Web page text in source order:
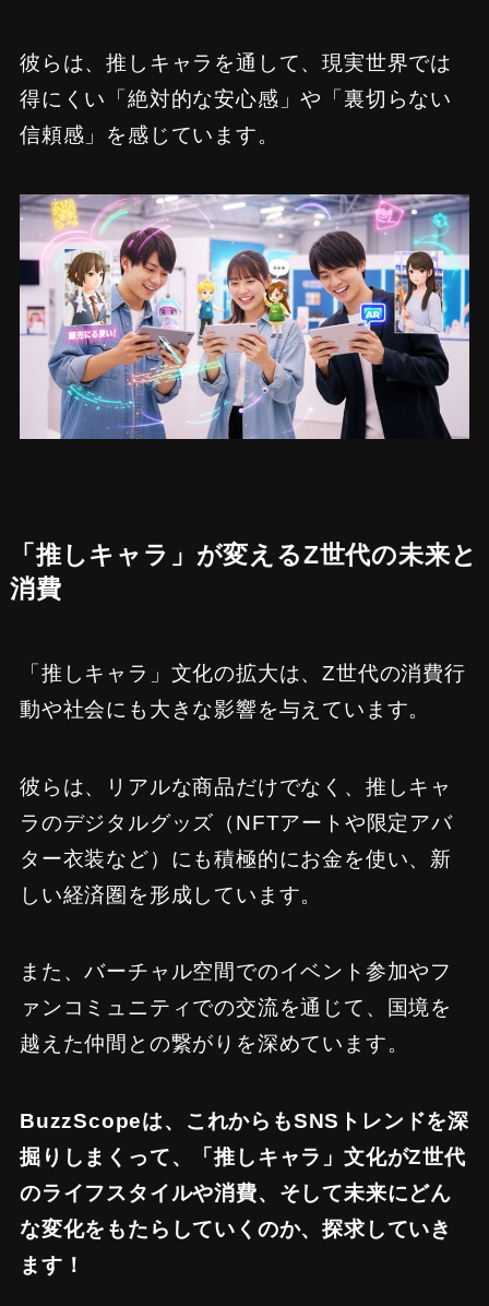
彼らは、推しキャラを通して、現実世界では
得にくい「絶対的な安心感」や「裏切らない
信頼感」を感じています。
「推しキャラ」が変えるZ世代の未来と
消費
「推しキャラ」文化の拡大は、Z世代の消費行
動や社会にも大きな影響を与えています。
彼らは、リアルな商品だけでなく、推しキャ
ラのデジタルグッズ（NFTアートや限定アバ
ター衣装など）にも積極的にお金を使い、新
しい経済圏を形成しています。
また、バーチャル空間でのイベント参加やフ
ァンコミュニティでの交流を通じて、国境を
越えた仲間との繋がりを深めています。
BuzzScopeは、これからもSNSトレンドを深
掘りしまくって、「推しキャラ」文化がZ世代
のライフスタイルや消費、そして未来にどん
な変化をもたらしていくのか、探求していき
ます！